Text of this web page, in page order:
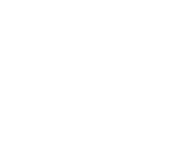
登閣記念印章